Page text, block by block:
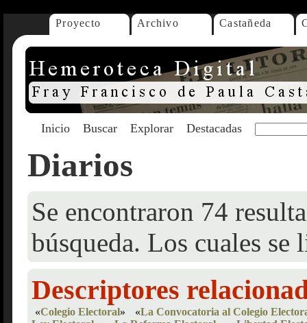
Proyecto Archivo Castañeda
Inicio Buscar Explorar Destacadas
Diarios
Se encontraron 74
búsqueda. Los cuales se
Descriptores
«Colegio Electoral» «La Convocatoria al Colegio